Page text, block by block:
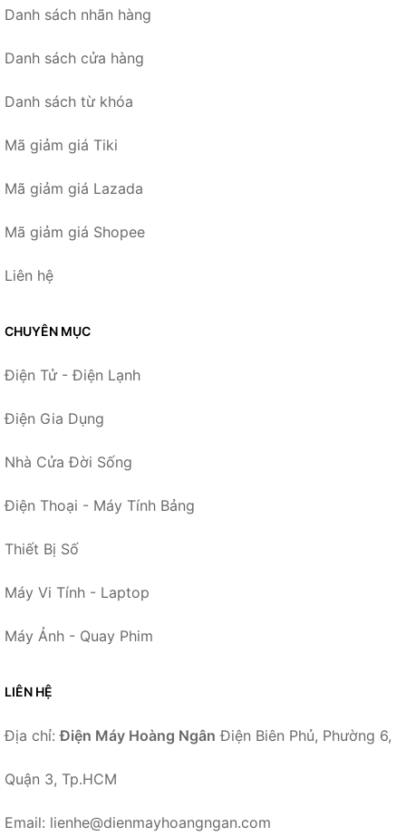
Danh sách nhãn hàng
Danh sách cửa hàng
Danh sách từ khóa
Mã giảm giá Tiki
Mã giảm giá Lazada
Mã giảm giá Shopee
Liên hệ
CHUYÊN MỤC
Điện Tử - Điện Lạnh
Điện Gia Dụng
Nhà Cửa Đời Sống
Điện Thoại - Máy Tính Bảng
Thiết Bị Số
Máy Vi Tính - Laptop
Máy Ảnh - Quay Phim
LIÊN HỆ
Địa chỉ:Điện Máy Hoàng Ngân Điện Biên Phủ, Phường 6,
Quận 3, Tp.HCM
Email: lienhe@dienmayhoangngan.com